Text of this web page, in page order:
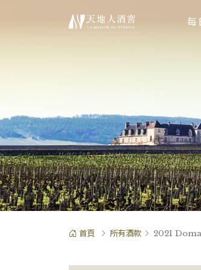
每
首頁 所有酒款 2021